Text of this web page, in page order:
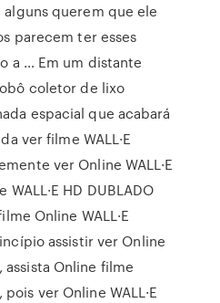
querem que ele
parecem ter esses
a … Em um distante
coletor de lixo
espacial que acabará
ver filme WALL·E
ver Online WALL·E
HD DUBLADO
Online WALL·E
assistir ver Online
assista Online filme
pois ver Online WALL·E